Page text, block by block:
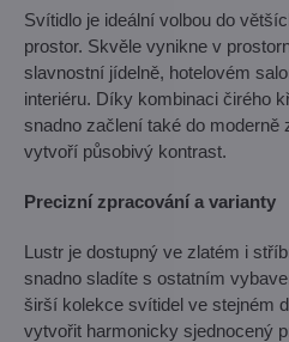
Svítidlo je ideální volbou do
prostor. Skvěle vynikne v
slavnostní jídelně, hotelovém
interiéru. Díky kombinaci čirého
snadno začlení také do
vytvoří působivý kontrast.
Precizní zpracování a varianty
Lustr je dostupný ve zlatém i
snadno sladíte s ostatním
širší kolekce svítidel ve stejném
vytvořit harmonicky sjednocený